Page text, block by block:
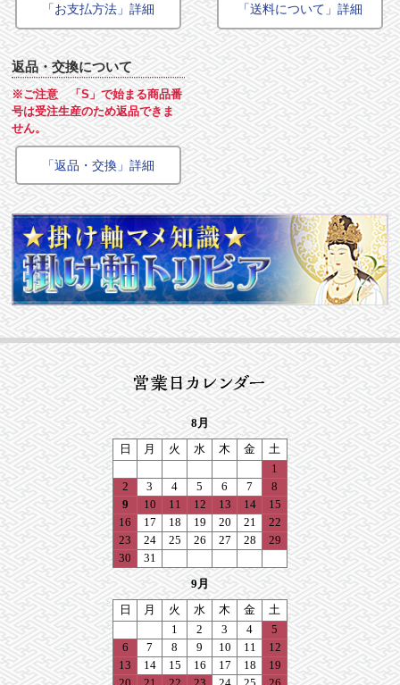
「お支払方法」詳細 「送料について」詳細
返品・交換について
※ご注意 「S」で始まる商品番
号は受注生産のため返品できま
せん。
「返品・交換」詳細